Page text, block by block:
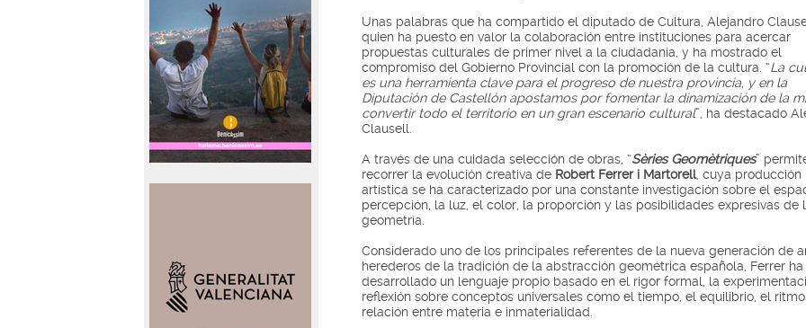
Unas palabras que ha compartido el diputado de Cultura, Alejandro
quien ha puesto en valor la colaboración entre instituciones para acercar
propuestas culturales de primer nivel a la ciudadanía, y ha mostrado el
compromiso del Gobierno Provincial con la promoción de la cultura. “La
es una herramienta clave para el progreso de nuestra provincia, y en la
Diputación de Castellón apostamos por fomentar la dinamización de la
convertir todo el territorio en un gran escenario cultural”, ha destacado
Clausell.
A través de una cuidada selección de obras, “Sèries Geomètriques”
recorrer la evolución creativa de Robert Ferrer i Martorell, cuya producción
artística se ha caracterizado por una constante investigación sobre el
percepción, la luz, el color, la proporción y las posibilidades expresivas de
geometría.
Considerado uno de los principales referentes de la nueva generación de
herederos de la tradición de la abstracción geométrica española, Ferrer ha
desarrollado un lenguaje propio basado en el rigor formal, la
reflexión sobre conceptos universales como el tiempo, el equilibrio, el
relación entre materia e inmaterialidad.